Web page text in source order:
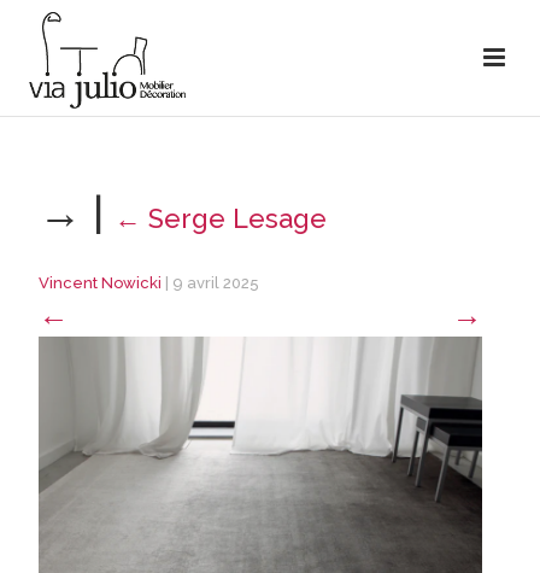
→ | ← Serge Lesage
Vincent Nowicki 9 avril 2025
← →